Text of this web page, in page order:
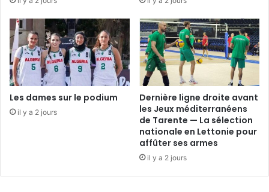
Les dames sur le podium
il y a 2 jours
Dernière ligne droite avant
les Jeux méditerranéens
de Tarente — La sélection
nationale en Lettonie pour
affûter ses armes
il y a 2 jours